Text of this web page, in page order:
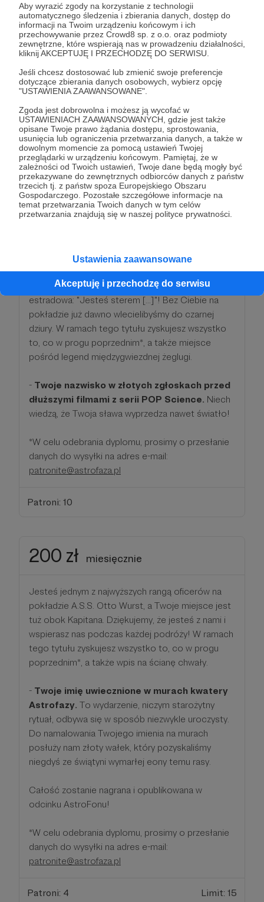
Aby wyrazić zgody na korzystanie z technologii
automatycznego śledzenia i zbierania danych, dostęp do
informacji na Twoim urządzeniu końcowym i ich
przechowywanie przez Crowd8 sp. z o.o. oraz podmioty
zewnętrzne, które wspierają nas w prowadzeniu działalności,
kliknij AKCEPTUJĘ I PRZECHODZĘ DO SERWISU.
Jeśli chcesz dostosować lub zmienić swoje preferencje
dotyczące zbierania danych osobowych, wybierz opcję
"USTAWIENIA ZAAWANSOWANE".
Zgoda jest dobrowolna i możesz ją wycofać w
USTAWIENIACH ZAAWANSOWANYCH, gdzie jest także
opisane Twoje prawo żądania dostępu, sprostowania,
usunięcia lub ograniczenia przetwarzania danych, a także w
dowolnym momencie za pomocą ustawień Twojej
przeglądarki w urządzeniu końcowym. Pamiętaj, że w
zależności od Twoich ustawień, Twoje dane będą mogły być
przekazywane do zewnętrznych odbiorców danych z państw
trzecich tj. z państw spoza Europejskiego Obszaru
Gospodarczego. Pozostałe szczegółowe informacje na
temat przetwarzania Twoich danych w tym celów
przetwarzania znajdują się w naszej polityce prywatności.
Ustawienia zaawansowane
Akceptuję i przechodzę do serwisu
progu poprzednim, a także coś wyjątkowego:
-Dyplom promocji na stopień Komandosa.
Stało się. Jesteś jednym z najlepszych w swoim
zechcesz, otrzymasz od nas wydrukowany dyplom
potwierdzający uzyskanie stopnia Komandosa, na
którym Kapitan złożył własnoręczny podpis.*
*W celu odebrania dyplomu, prosimy o przesłanie
danych do wysyłki na adres e-mail:
patronite@astrofaza.pl
Patroni: 30
100 zł miesięcznie
Jak śpiewała kiedyś pewna ziemska artystka
estradowa: "Jesteś sterem [...]"! Bez Ciebie na
pokładzie już dawno wlecielibyśmy do czarnej
dziury. W ramach tego tytułu zyskujesz wszystko
to, co w progu poprzednim*, a także miejsce
pośród legend międzygwiezdnej żeglugi.
- Twoje nazwisko w złotych zgłoskach przed
dłuższymi filmami z serii POP Science. Niech
wiedzą, że Twoja sława wyprzedza nawet światło!
*W celu odebrania dyplomu, prosimy o przesłanie
danych do wysyłki na adres e-mail:
patronite@astrofaza.pl
Patroni: 10
200 zł miesięcznie
Jesteś jednym z najwyższych rangą oficerów na
pokładzie A.S.S. Otto Wurst, a Twoje miejsce jest
tuż obok Kapitana. Dziękujemy, że jesteś z nami i
wspierasz nas podczas każdej podróży! W ramach
tego tytułu zyskujesz wszystko to, co w progu
poprzednim*, a także wpis na ścianę chwały.
- Twoje imię uwiecznione w murach kwatery
Astrofazy. To wydarzenie, niczym starożytny
rytuał, odbywa się w sposób niezwykle uroczysty.
Do namalowania Twojego imienia na murach
posłuży nam złoty wałek, który pozyskaliśmy
niegdyś ze świątyni wymarłej eony temu rasy.
Całość zostanie nagrana i opublikowana w
odcinku AstroFonu!
*W celu odebrania dyplomu, prosimy o przesłanie
danych do wysyłki na adres e-mail:
patronite@astrofaza.pl
Patroni: 4 Limit: 15